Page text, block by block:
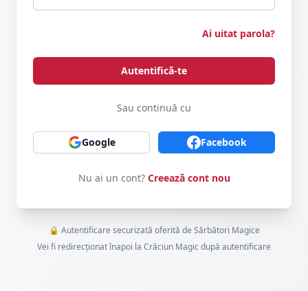
Ai uitat parola?
Autentifică-te
Sau continuă cu
Google Facebook
Nu ai un cont? Creează cont nou
🔒 Autentificare securizată oferită de Sărbători Magice
Vei fi redirecționat înapoi la Crăciun Magic după autentificare